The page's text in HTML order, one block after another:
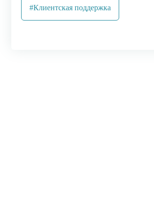
#Клиентская поддержка